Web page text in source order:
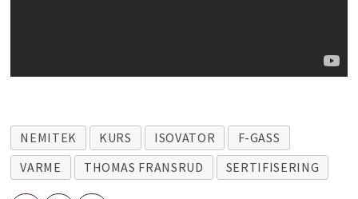
NEMITEK KURS ISOVATOR
F-GASS
VARME
THOMAS FRANSRUD SERTIFISERING